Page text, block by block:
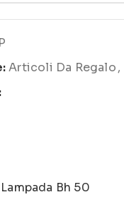
Articoli Da Regalo,
Lampada Bh 50